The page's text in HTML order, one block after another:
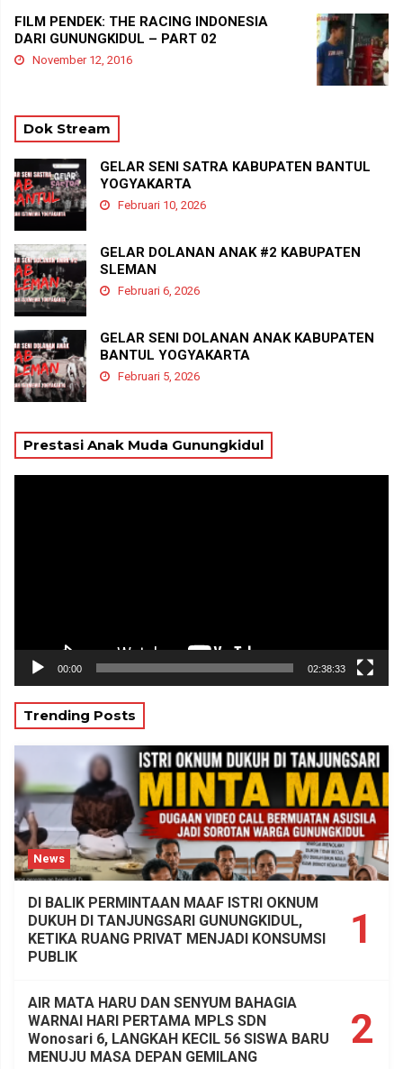
FILM PENDEK: THE RACING INDONESIA
DARI GUNUNGKIDUL – PART 02
November 12, 2016
Dok Stream
GELAR SENI SATRA KABUPATEN BANTUL
YOGYAKARTA
Februari 10, 2026
GELAR DOLANAN ANAK #2 KABUPATEN
SLEMAN
Februari 6, 2026
GELAR SENI DOLANAN ANAK KABUPATEN
BANTUL YOGYAKARTA
Februari 5, 2026
Prestasi Anak Muda Gunungkidul
00:00 02:38:33
Trending Posts
News
1
DI BALIK PERMINTAAN MAAF ISTRI OKNUM
DUKUH DI TANJUNGSARI GUNUNGKIDUL,
KETIKA RUANG PRIVAT MENJADI KONSUMSI
PUBLIK
2
AIR MATA HARU DAN SENYUM BAHAGIA
WARNAI HARI PERTAMA MPLS SDN
Wonosari 6, LANGKAH KECIL 56 SISWA BARU
MENUJU MASA DEPAN GEMILANG